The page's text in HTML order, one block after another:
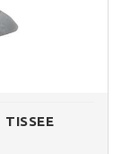
TISSEE